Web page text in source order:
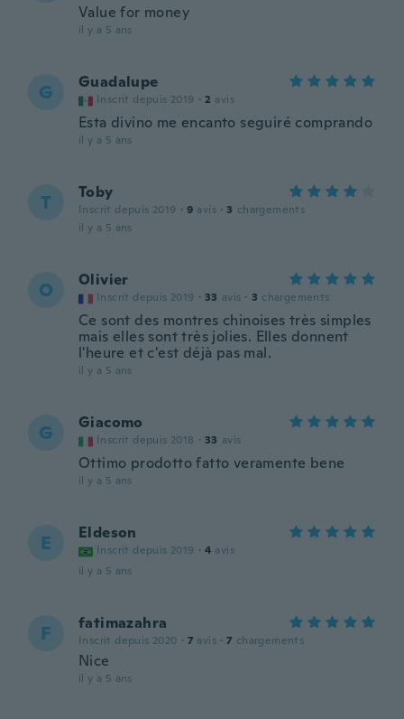
Value for money
il y a 5 ans
G Guadalupe
Inscrit depuis 2019 · 2 avis
Esta divino me encanto seguiré comprando
il y a 5 ans
T Toby
Inscrit depuis 2019 · 9 avis · 3 chargements
il y a 5 ans
O Olivier
Inscrit depuis 2019 · 33 avis · 3 chargements
Ce sont des montres chinoises très simples
mais elles sont très jolies. Elles donnent
l'heure et c'est déjà pas mal.
il y a 5 ans
G Giacomo
Inscrit depuis 2018 · 33 avis
Ottimo prodotto fatto veramente bene
il y a 5 ans
E Eldeson
Inscrit depuis 2019 · 4 avis
il y a 5 ans
F fatimazahra
Inscrit depuis 2020 · 7 avis · 7 chargements
Nice
il y a 5 ans